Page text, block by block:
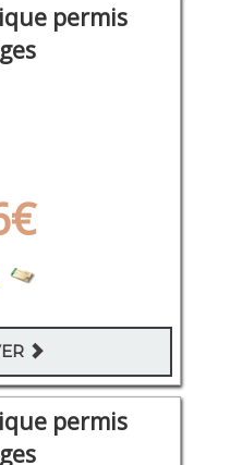
permis
permis